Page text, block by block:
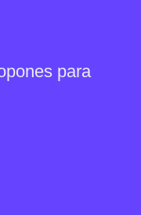
para